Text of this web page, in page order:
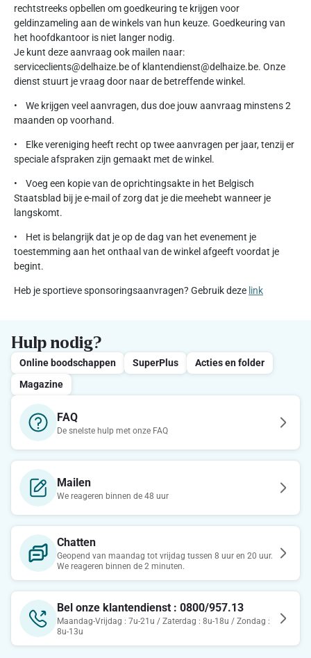
rechtstreeks opbellen om goedkeuring te krijgen voor
geldinzameling aan de winkels van hun keuze. Goedkeuring van
het hoofdkantoor is niet langer nodig.
Je kunt deze aanvraag ook mailen naar:
serviceclients@delhaize.be of klantendienst@delhaize.be. Onze
dienst stuurt je vraag door naar de betreffende winkel.
• We krijgen veel aanvragen, dus doe jouw aanvraag minstens 2
maanden op voorhand.
• Elke vereniging heeft recht op twee aanvragen per jaar, tenzij er
speciale afspraken zijn gemaakt met de winkel.
• Voeg een kopie van de oprichtingsakte in het Belgisch
Staatsblad bij je e-mail of zorg dat je die meehebt wanneer je
langskomt.
• Het is belangrijk dat je op de dag van het evenement je
toestemming aan het onthaal van de winkel afgeeft voordat je
begint.
Heb je sportieve sponsoringsaanvragen? Gebruik deze link
Hulp nodig?
Online boodschappen SuperPlus
Acties en folder
Magazine
FAQ
De snelste hulp met onze FAQ
Mailen
We reageren binnen de 48 uur
Chatten
Geopend van maandag tot vrijdag tussen 8 uur en 20 uur.
We reageren binnen de 2 minuten.
Bel onze klantendienst : 0800/957.13
Maandag-Vrijdag : 7u-21u / Zaterdag : 8u-18u / Zondag :
8u-13u